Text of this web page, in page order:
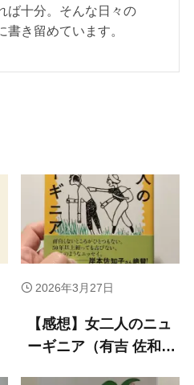
ば十分。そんな日々の
書き留めています。
【感想】女二人のニュ
ーギニア（有吉 佐和子
2026年3月27日